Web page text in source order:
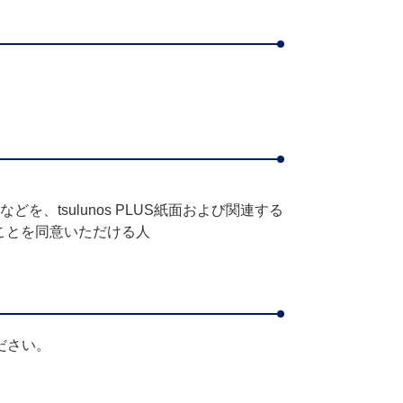
どを、tsulunos PLUS紙面および関連する
を同意いただける人
い。